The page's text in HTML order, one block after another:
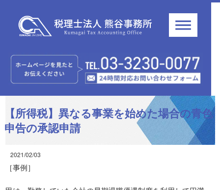
【所得税】異なる事業を始めた場合の青色
申告の承認申請
2021/02/03
［事例］